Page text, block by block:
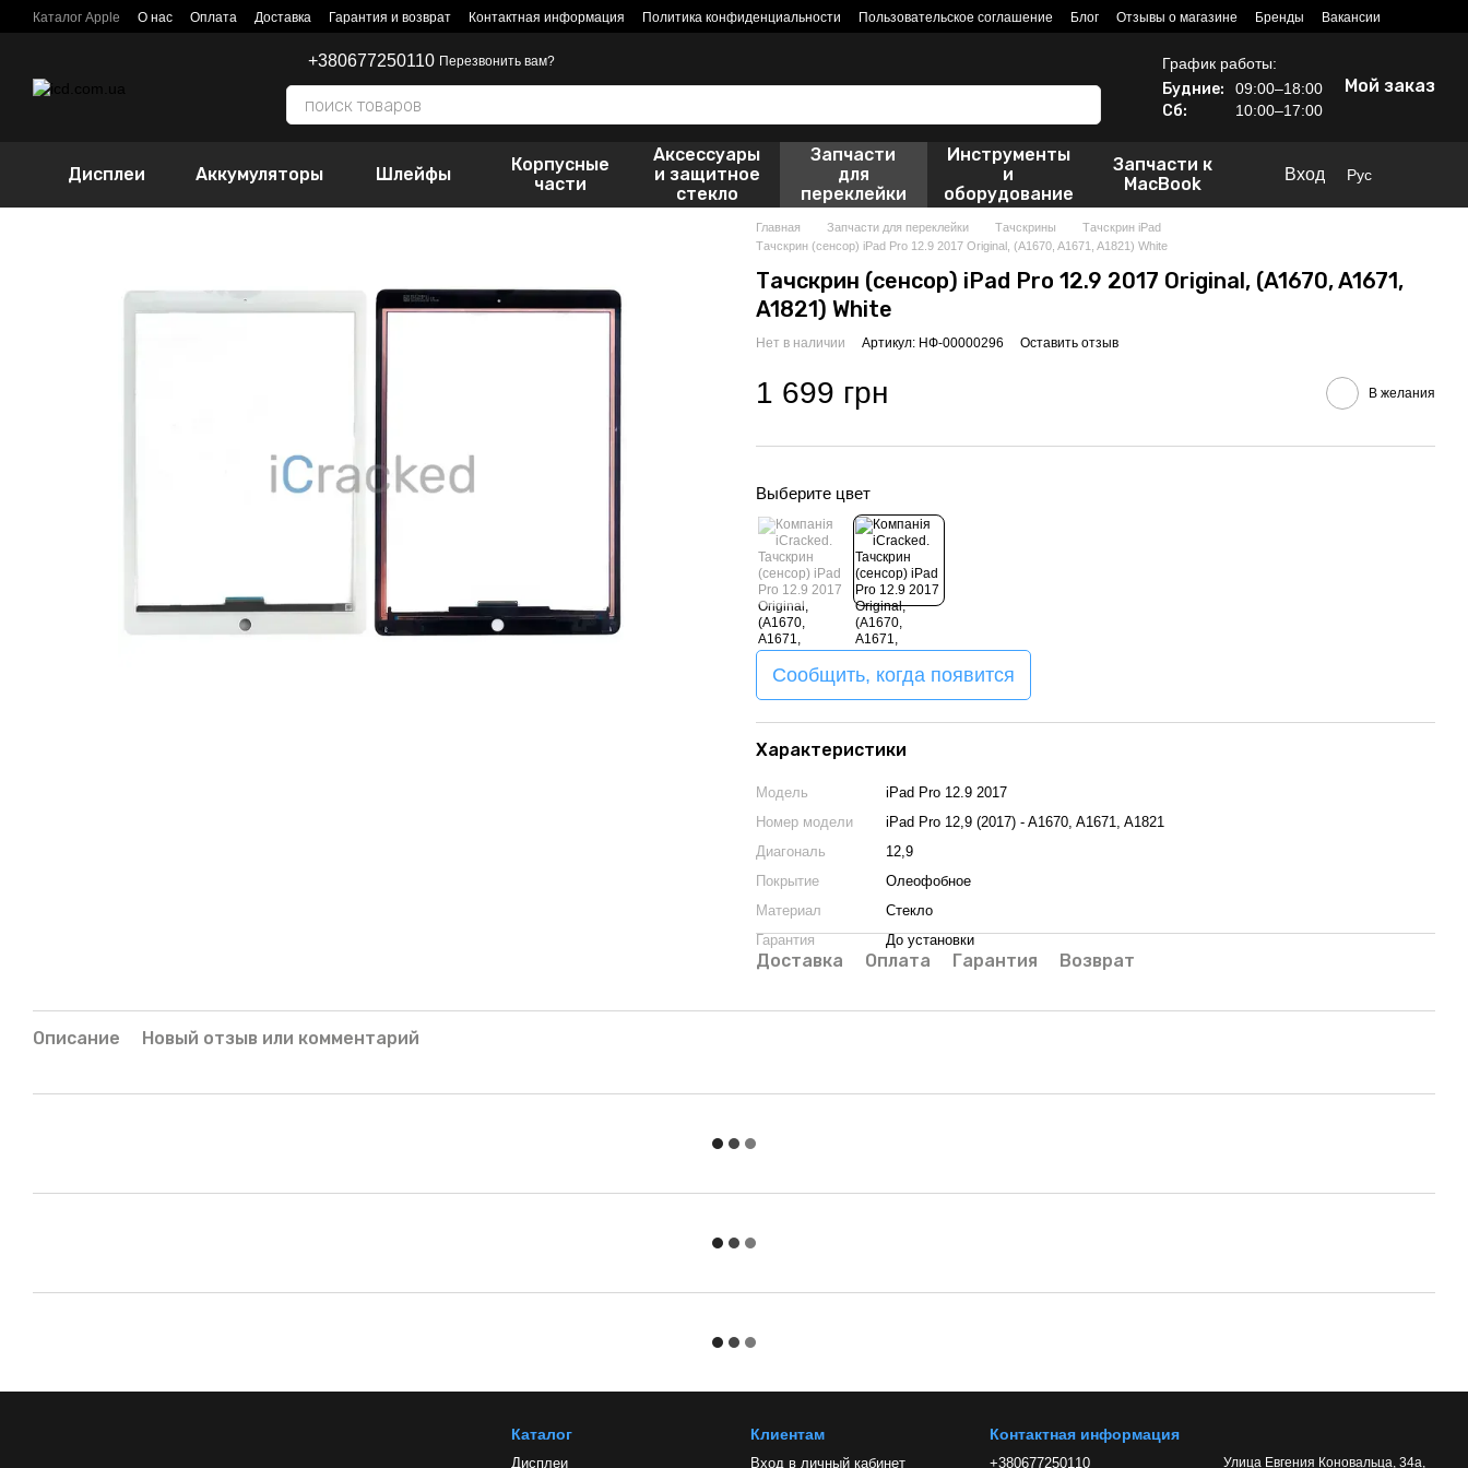
Перейти к основному контенту
Каталог Apple О нас Оплата Доставка Гарантия и возврат Контактная информация Политика конфиденциальности Пользовательское соглашение Блог Отзывы о магазине Бренды Вакансии
+380677250110 Перезвонить вам? График работы:
Будние: 09:00–18:00
Сб: 10:00–17:00
Мой заказ
Дисплеи Аккумуляторы Шлейфы
Корпусные
части
Аксессуары
и защитное
стекло
Запчасти
для
переклейки
Инструменты
и
оборудование
Запчасти к
MacBook
Вход Рус
Главная Запчасти для переклейки Тачскрины
Тачскрин iPad
Тачскрин (сенсор) iPad Pro 12.9 2017 Original, (A1670, A1671, A1821) White
Тачскрин (сенсор) iPad Pro 12.9 2017 Original, (A1670, A1671,
A1821) White
Нет в наличии Артикул: НФ-00000296 Оставить отзыв
1 699 грн В желания
Выберите цвет
Сообщить, когда появится
Характеристики
Модель
iPad Pro 12.9 2017
Номер модели
iPad Pro 12,9 (2017) - A1670, A1671, A1821
Диагональ
12,9
Покрытие
Олеофобное
Материал
Стекло
Гарантия
До установки
Доставка Оплата Гарантия Возврат
Описание Новый отзыв или комментарий
Каталог
Дисплеи
Клиентам
Вход в личный кабинет
Контактная информация
+380677250110 Улица Евгения Коновальца, 34а,